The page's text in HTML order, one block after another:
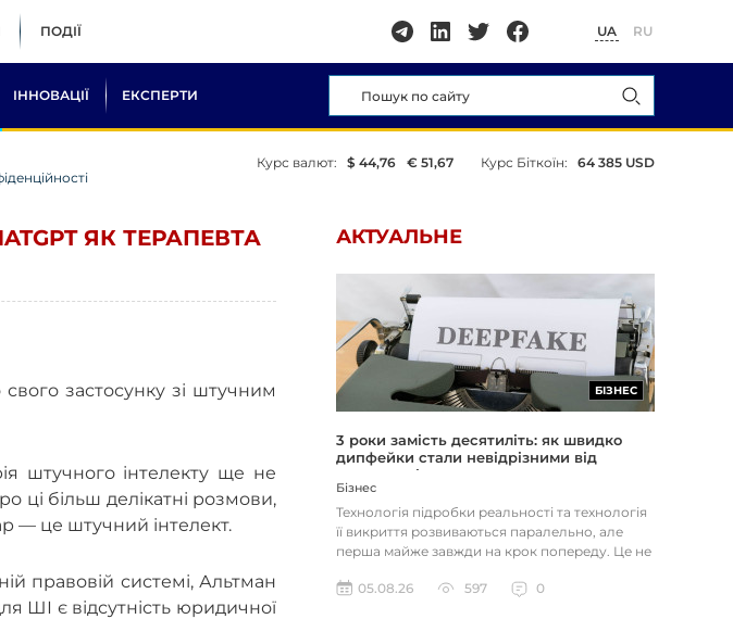
ПОДІЇ UA RU
ІННОВАЦІЇ ЕКСПЕРТИ
Курс валют: $ 44,76 € 51,67 Курс Біткоїн: 64 385 USD
ЯК ТЕРАПЕВТА
застосунку зі штучним
штучного інтелекту ще не
ці більш делікатні розмови,
— це штучний інтелект.
правовій системі, Альтман
ШІ є відсутність юридичної
АКТУАЛЬНЕ
БІЗНЕС
3 роки замість десятиліть: як швидко
дипфейки стали невідрізними від
реальності
Бізнес
Технологія підробки реальності та технологія
її викриття розвиваються паралельно, але
перша майже завжди на крок попереду. Це не
05.08.26
597 0